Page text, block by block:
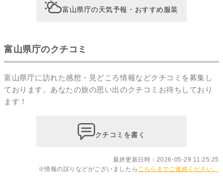
富山県庁の天気予報・おすすめ服装
富山県庁のクチコミ
富山県庁に訪れた感想・見どころ情報などクチコミを募集し
ております。あなたの旅の思い出のクチコミ お待ちしており
ます！
クチコミを書く
最終更新日時：2026-05-29 11:25:25
※情報の誤りなどがございましたら こちらまでご連絡ください。